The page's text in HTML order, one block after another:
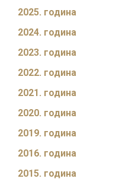
2025. година
2024. година
2023. година
2022. година
2021. година
2020. година
2019. година
2016. година
2015. година